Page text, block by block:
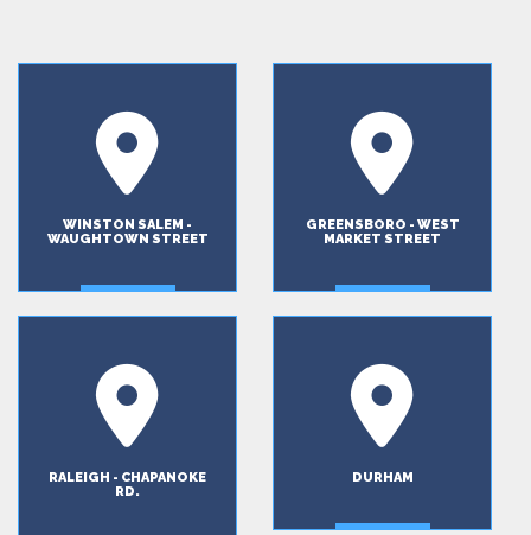
WINSTON SALEM -
WAUGHTOWN STREET
GREENSBORO - WEST
MARKET STREET
RALEIGH - CHAPANOKE
RD.
DURHAM